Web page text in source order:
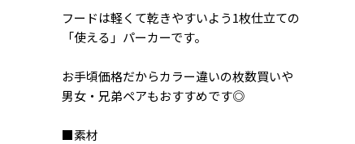
フードは軽くて乾きやすいよう1枚仕立ての
「使える」パーカーです。
お手頃価格だからカラー違いの枚数買いや
男女・兄弟ペアもおすすめです◎
■素材